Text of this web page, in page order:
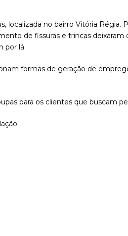
no bairro Vitória Régia.
de fissuras e trincas
por lá.
formas de geração de
para os clientes que buscam